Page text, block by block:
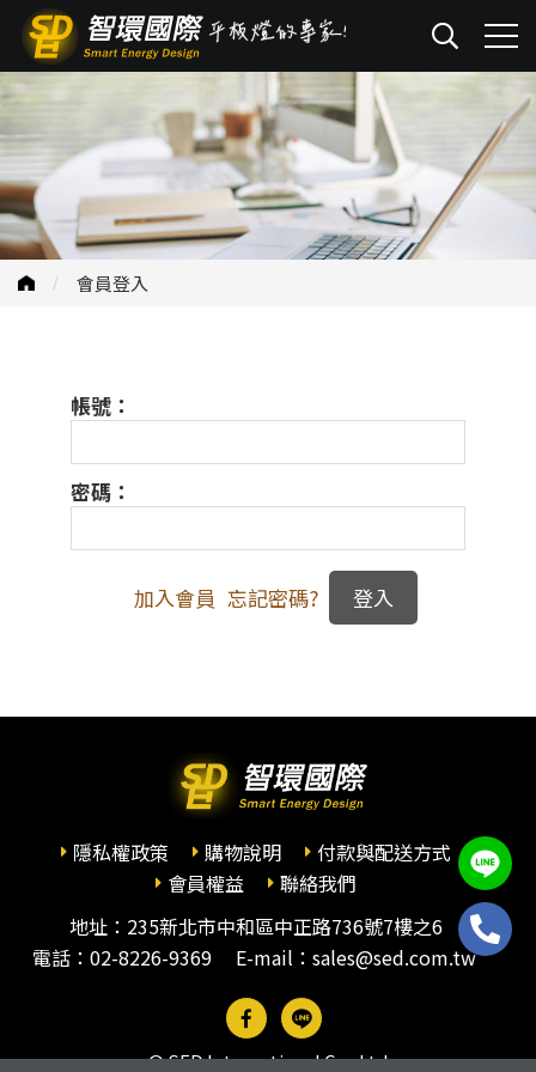
會員登入
帳號：
密碼：
加入會員 忘記密碼?
隱私權政策 購物說明
付款與配送方式
會員權益
聯絡我們
地址：235新北市中和區中正路736號7樓之6
電話： 02-8226-9369 E-mail：sales@sed.com.tw
© SED International Co., Ltd